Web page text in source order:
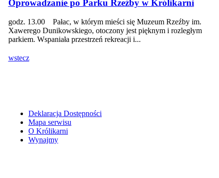
Oprowadzanie po Parku Rzeźby w Królikarni
godz. 13.00 Pałac, w którym mieści się Muzeum Rzeźby im.
Xawerego Dunikowskiego, otoczony jest pięknym i rozległym
parkiem. Wspaniała przestrzeń rekreacji i...
wstecz
Deklaracja Dostępności
Mapa serwisu
O Królikarni
Wynajmy